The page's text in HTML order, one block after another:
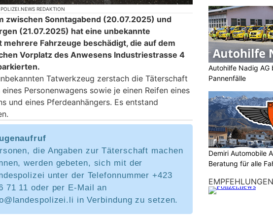
POLIZEI.NEWS REDAKTION
zwischen Sonntagabend (20.07.2025) und
(21.07.2025) hat eine unbekannte
mehrere Fahrzeuge beschädigt, die auf dem
Vorplatz des Anwesens Industriestrasse 4
Tatwerkzeug zerstach die Täterschaft
Personenwagens sowie je einen Reifen eines
und eines Pferdeanhängers. Es entstand
die Angaben zur Täterschaft machen
werden gebeten, sich mit der
unter der Telefonnummer +423
71 11 oder per E-Mail an
in Verbindung zu setzen.
Autohilfe Nadig AG
Pannenfälle
Demiri Automobile
Beratung für alle
EMPFEHLUNGEN